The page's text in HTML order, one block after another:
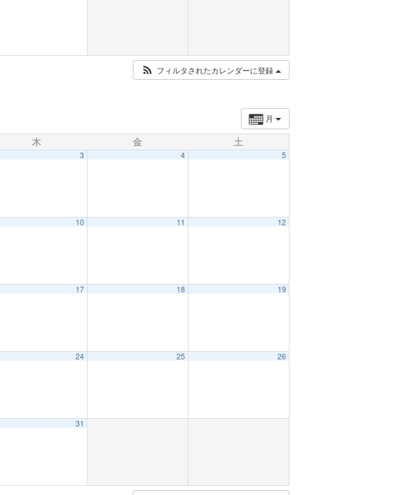
フィルタされたカレンダーに登録
月
木 金 土
3 4 5
10 11 12
17 18 19
24 25 26
31